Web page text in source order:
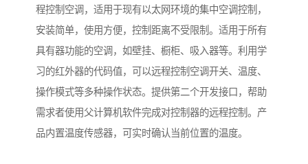
程控制空调，适用于现有以太网环境的集中空调控制，
安装简单，使用方便，控制距离不受限制。适用于所有
具有器功能的空调，如壁挂、橱柜、吸入器等。利用学
习的红外器的代码值，可以远程控制空调开关、温度、
操作模式等多种操作状态。提供第二个开发接口，帮助
需求者使用父计算机软件完成对控制器的远程控制。产
品内置温度传感器，可实时确认当前位置的温度。